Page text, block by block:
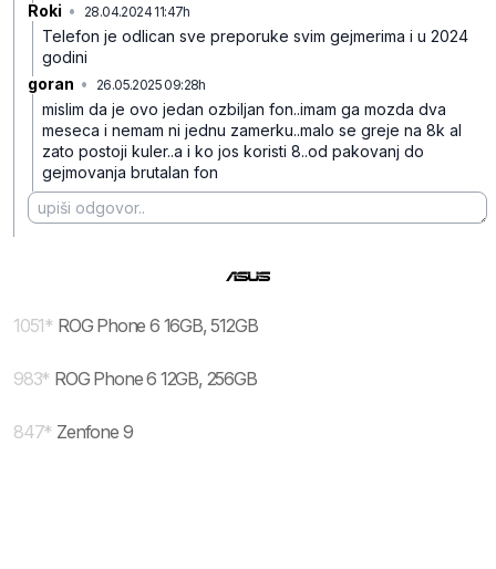
Roki • 28.04.2024 11:47h
Telefon je odlican sve preporuke svim gejmerima i u 2024
godini
goran • 26.05.2025 09:28h
mislim da je ovo jedan ozbiljan fon..imam ga mozda dva
meseca i nemam ni jednu zamerku..malo se greje na 8k al
zato postoji kuler..a i ko jos koristi 8..od pakovanj do
gejmovanja brutalan fon
1051* ROG Phone 6 16GB, 512GB
983* ROG Phone 6 12GB, 256GB
847* Zenfone 9